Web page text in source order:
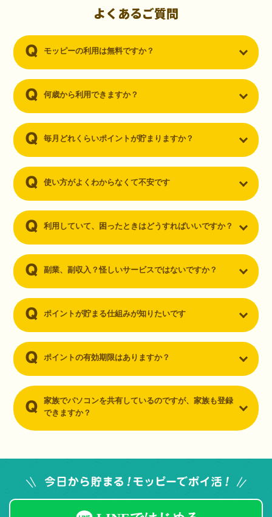
（30代・男性）
ーを知りました。クレジットカードを発行するだけでポイントが貯ま
るならと無料登録して、クレジットカードの発行やアプリダウンロー
よくあるご質問
モッピーの利用は無料ですか？
何歳から利用できますか？
毎月どれくらいポイントが貯まりますか？
使い方がよくわからなくて不安です
利用していて、困ったときはどうすればいいですか？
副業、副収入？怪しいサービスではないですか？
ポイントが貯まる仕組みが知りたいです
ポイントの有効期限はありますか？
家族でパソコンを共有しているのですが、家族も登録
できますか？